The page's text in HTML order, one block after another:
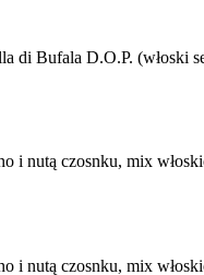
di Bufala D.O.P. (włoski
i nutą czosnku, mix
i nutą czosnku, mix